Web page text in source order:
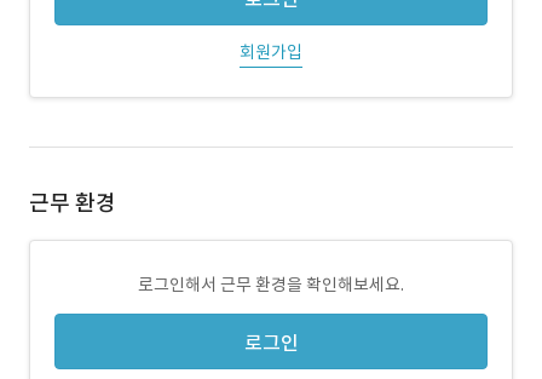
회원가입
근무 환경
로그인해서 근무 환경을 확인해보세요.
로그인